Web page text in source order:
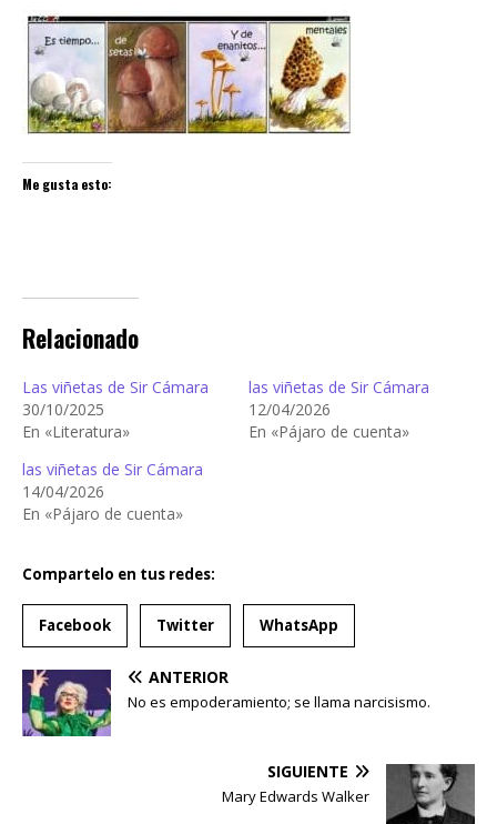
Me gusta esto:
Relacionado
Las viñetas de Sir Cámara
30/10/2025
En «Literatura»
las viñetas de Sir Cámara
12/04/2026
En «Pájaro de cuenta»
las viñetas de Sir Cámara
14/04/2026
En «Pájaro de cuenta»
Compartelo en tus redes:
Facebook Twitter WhatsApp
ANTERIOR
No es empoderamiento; se llama narcisismo.
SIGUIENTE
Mary Edwards Walker